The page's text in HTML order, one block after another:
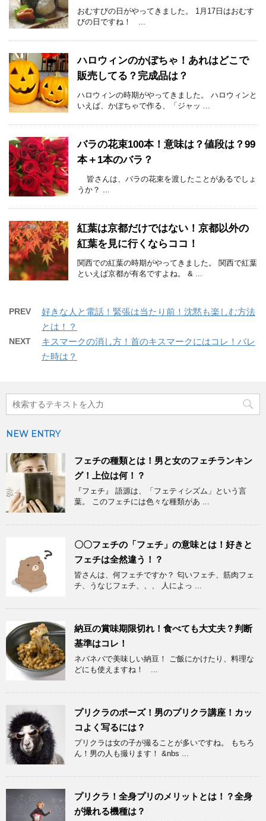
おむすびの日がやってきました。 1月17日はおむす
びの日ですね！ ...
ハロウィンのかぼちゃ！あれはどこで
販売してる？完成品は？
ハロウィンの時期がやってきました。 ハロウィンと
いえば、かぼちゃで作る、「ジャッ ...
バラの花束100本！意味は？値段は？99
本＋1本のバラ？
皆さんは、バラの花束を渡したことがあるでしょ
うか？ ...
紅葉は京都だけではない！京都以外の
紅葉を見に行くならココ！
関西での紅葉の時期がやってきました。 関西で紅葉
といえば京都が有名ですよね。 & ...
PREV
好きな人と電話！緊張は当たり前！沈黙も楽しむ方法
とは！？
NEXT
キスマークの消し方！首のキスマークにはコレ！バレ
た時は？
NEW ENTRY
フェチの種類とは！男と女のフェチランキン
グ！上位は何！？
『フェチ』 語源は、「フェティシズム」という言
葉。 このフェチには色々な種類があ ...
〇〇フェチの「フェチ」の意味とは！好きと
フェチは全然違う！？
皆さんは、何フェチですか？ 匂いフェチ、筋肉フェ
チ、うなじフェチ、、、 人によっ ...
納豆の賞味期限切れ！食べても大丈夫？判断
基準はコレ！
ネバネバで美味しい納豆！ ご飯にかけたり、料理な
どにも使えますね！ ...
プリクラのポーズ！男のプリクラ講座！カッ
コよく写るには？
プリクラは女の子が撮ることが多いですね。 もちろ
ん！男の人も撮ります！ &nbs ...
プリクラ！全身プリのメリットとは！？全身
が撮れる機種は？